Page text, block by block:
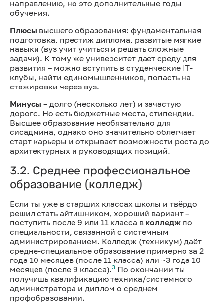
направлению, но это дополнительные годы
обучения.
Плюсы высшего образования: фундаментальная
подготовка, престиж диплома, развитые мягкие
навыки (вуз учит учиться и решать сложные
задачи). К тому же университет дает среду для
развития – можно вступить в студенческие IT-
клубы, найти единомышленников, попасть на
стажировки через вуз.
Минусы – долго (несколько лет) и зачастую
дорого. Но есть бюджетные места, стипендии.
Высшее образование необязательно для
сисадмина, однако оно значительно облегчает
старт карьеры и открывает возможности роста до
архитектурных и руководящих позиций.
3.2. Среднее профессиональное
образование (колледж)
Если ты уже в старших классах школы и твёрдо
решил стать айтишником, хороший вариант –
поступить после 9 или 11 класса в колледж по
специальности, связанной с системным
администрированием. Колледж (техникум) даёт
средне-специальное образование примерно за 2
года 10 месяцев (после 11 класса) или ~3 года 10
месяцев (после 9 класса).3 По окончании ты
получишь квалификацию техника/системного
администратора и диплом о среднем
профобразовании.